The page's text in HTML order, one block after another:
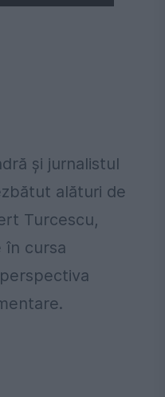
și jurnalistul
alături de
Turcescu,
în cursa